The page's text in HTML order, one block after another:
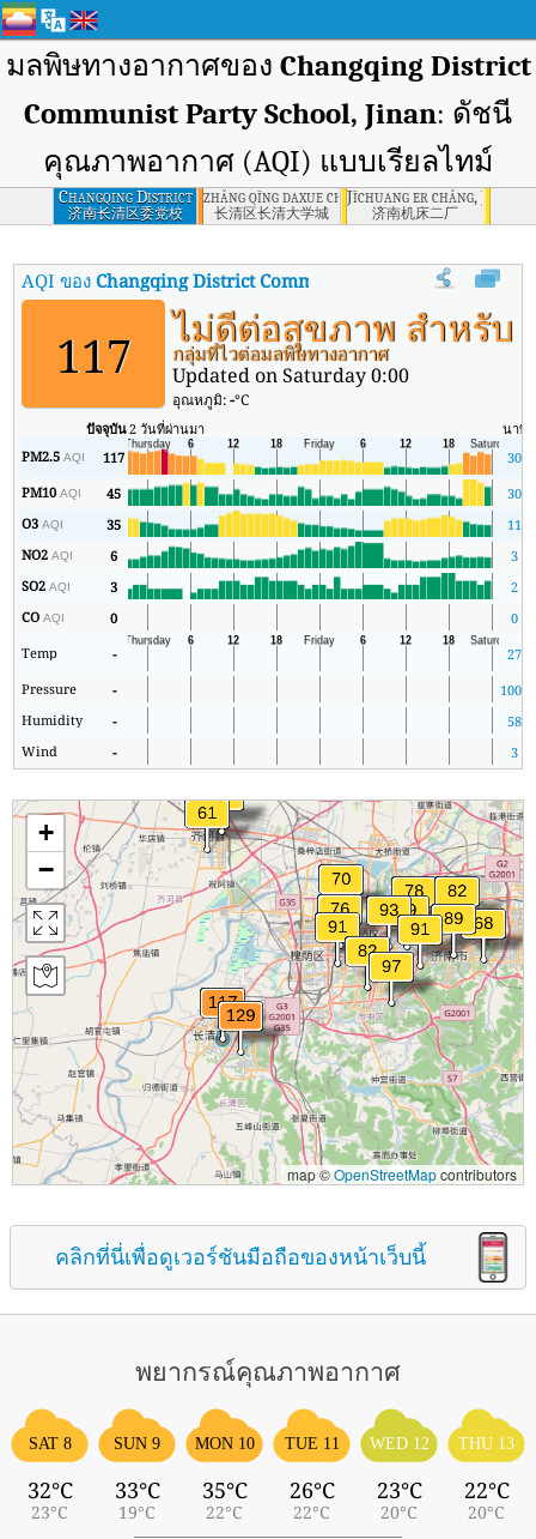
มลพิษทางอากาศของ Changqing District
Communist Party School, Jinan: ดัชนี
คุณภาพอากาศ (AQI) แบบเรียลไทม์
Changqing District
Communist Party
School, Jinan
济南长清区委党校
zhǎng qīng daxue cheng, Zhangqing District
长清区长清大学城
Jīchuang er chǎng, Jinan
济南机床二厂
AQI ของChangqing District Communist Party School, Jinan
117 ไม่ดีต่อสุขภาพ สำหรับ
กลุ่มที่ไวต่อมลพิษทางอากาศ
Updated on Saturday 0:00
อุณหภูมิ:-°C
ปัจจุบัน2 วันที่ผ่านมา นาที
PM2.5AQI 117
30
PM10AQI 45
30
O3AQI 35
11
NO2AQI 6
3
SO2AQI 3
2
COAQI 0
0
Temp
-
27
Pressure
- 1008
Humidity
-
58
Wind
- 3
+
−
map ©OpenStreetMapcontributors
คลิกที่นี่เพื่อดูเวอร์ชันมือถือของหน้าเว็บนี้
พยากรณ์คุณภาพอากาศ
SAT 8
32°C
23°C
SUN 9
33°C
19°C
MON 10
35°C
22°C
TUE 11
26°C
22°C
WED 12
23°C
20°C
THU 13
22°C
20°C